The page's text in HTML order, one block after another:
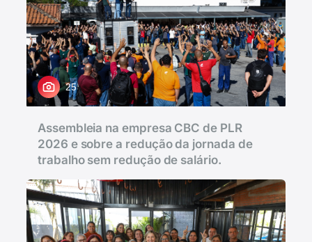
25
Assembleia na empresa CBC de PLR
2026 e sobre a redução da jornada de
trabalho sem redução de salário.